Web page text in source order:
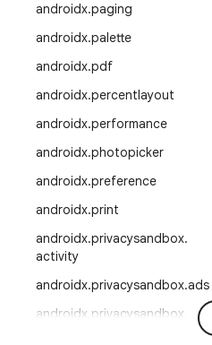
androidx.paging
androidx.palette
androidx.pdf
androidx.percentlayout
androidx.performance
androidx.photopicker
androidx.preference
androidx.print
androidx.privacysandbox.
activity
androidx.privacysandbox.ads
androidx privacysandbox
Android สำหรับองค์กร
ความปลอดภัย
ซอร์ส
ข่าว
บล็อก
พอดแคสต์
ความเป็นส่วนตัว ใบอนุญาต หลัก